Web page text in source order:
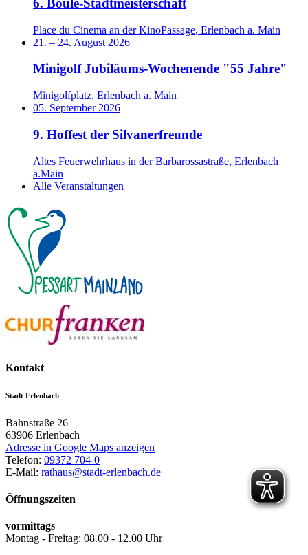
6. Boule-Stadtmeisterschaft
Place du Cinema an der KinoPassage, Erlenbach a. Main
21. – 24. August 2026
Minigolf Jubiläums-Wochenende "55 Jahre"
Minigolfplatz, Erlenbach a. Main
05. September 2026
9. Hoffest der Silvanerfreunde
Altes Feuerwehrhaus in der Barbarossastraße, Erlenbach
a.Main
Alle Veranstaltungen
Kontakt
Stadt Erlenbach
Bahnstraße 26
63906 Erlenbach
Adresse in Google Maps anzeigen
Telefon: 09372 704-0
E-Mail: rathaus@stadt-erlenbach.de
Öffnungszeiten
vormittags
Montag - Freitag: 08.00 - 12.00 Uhr